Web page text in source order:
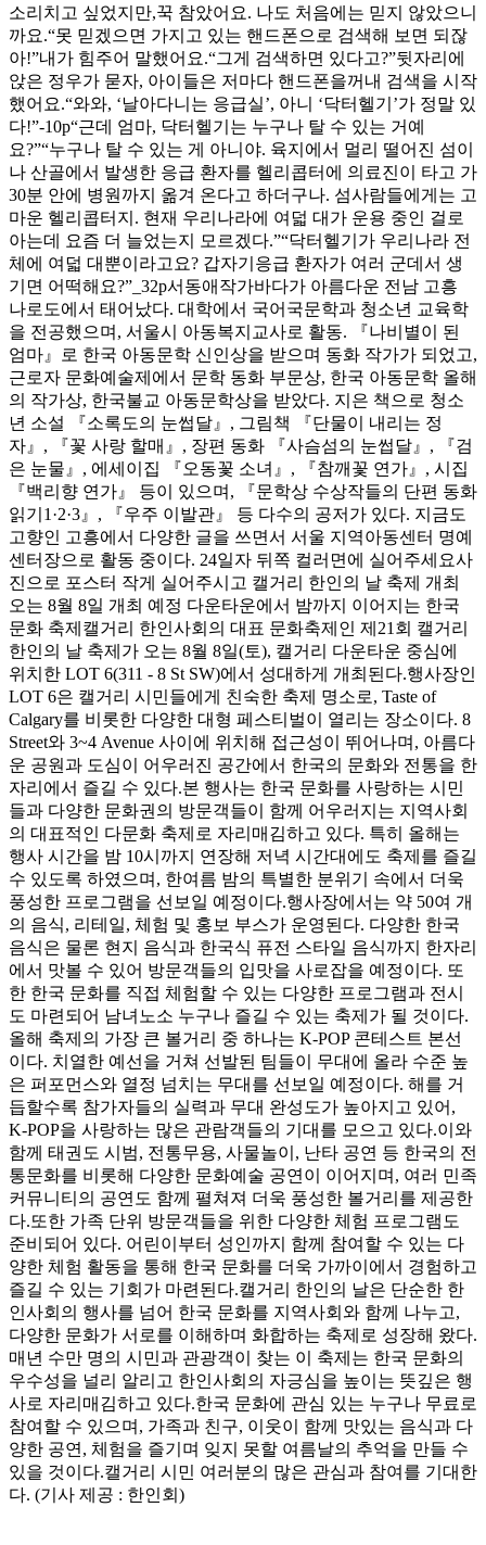
소리치고 싶었지만,꾹 참았어요. 나도 처음에는 믿지 않았으니
까요.“못 믿겠으면 가지고 있는 핸드폰으로 검색해 보면 되잖
아!”내가 힘주어 말했어요.“그게 검색하면 있다고?”뒷자리에
앉은 정우가 묻자, 아이들은 저마다 핸드폰을꺼내 검색을 시작
했어요.“와와, ‘날아다니는 응급실’, 아니 ‘닥터헬기’가 정말 있
다!”-10p“근데 엄마, 닥터헬기는 누구나 탈 수 있는 거예
요?”“누구나 탈 수 있는 게 아니야. 육지에서 멀리 떨어진 섬이
나 산골에서 발생한 응급 환자를 헬리콥터에 의료진이 타고 가
30분 안에 병원까지 옮겨 온다고 하더구나. 섬사람들에게는 고
마운 헬리콥터지. 현재 우리나라에 여덟 대가 운용 중인 걸로
아는데 요즘 더 늘었는지 모르겠다.”“닥터헬기가 우리나라 전
체에 여덟 대뿐이라고요? 갑자기응급 환자가 여러 군데서 생
기면 어떡해요?”_32p서동애작가바다가 아름다운 전남 고흥
나로도에서 태어났다. 대학에서 국어국문학과 청소년 교육학
을 전공했으며, 서울시 아동복지교사로 활동. 『나비별이 된
엄마』로 한국 아동문학 신인상을 받으며 동화 작가가 되었고,
근로자 문화예술제에서 문학 동화 부문상, 한국 아동문학 올해
의 작가상, 한국불교 아동문학상을 받았다. 지은 책으로 청소
년 소설 『소록도의 눈썹달』, 그림책 『단물이 내리는 정
자』, 『꽃 사랑 할매』, 장편 동화 『사슴섬의 눈썹달』, 『검
은 눈물』, 에세이집 『오동꽃 소녀』, 『참깨꽃 연가』, 시집
『백리향 연가』 등이 있으며, 『문학상 수상작들의 단편 동화
읽기1·2·3』, 『우주 이발관』 등 다수의 공저가 있다. 지금도
고향인 고흥에서 다양한 글을 쓰면서 서울 지역아동센터 명예
센터장으로 활동 중이다. 24일자 뒤쪽 컬러면에 실어주세요사
진으로 포스터 작게 실어주시고 캘거리 한인의 날 축제 개최
오는 8월 8일 개최 예정 다운타운에서 밤까지 이어지는 한국
문화 축제캘거리 한인사회의 대표 문화축제인 제21회 캘거리
한인의 날 축제가 오는 8월 8일(토), 캘거리 다운타운 중심에
위치한 LOT 6(311 - 8 St SW)에서 성대하게 개최된다.행사장인
LOT 6은 캘거리 시민들에게 친숙한 축제 명소로, Taste of
Calgary를 비롯한 다양한 대형 페스티벌이 열리는 장소이다. 8
Street와 3~4 Avenue 사이에 위치해 접근성이 뛰어나며, 아름다
운 공원과 도심이 어우러진 공간에서 한국의 문화와 전통을 한
자리에서 즐길 수 있다.본 행사는 한국 문화를 사랑하는 시민
들과 다양한 문화권의 방문객들이 함께 어우러지는 지역사회
의 대표적인 다문화 축제로 자리매김하고 있다. 특히 올해는
행사 시간을 밤 10시까지 연장해 저녁 시간대에도 축제를 즐길
수 있도록 하였으며, 한여름 밤의 특별한 분위기 속에서 더욱
풍성한 프로그램을 선보일 예정이다.행사장에서는 약 50여 개
의 음식, 리테일, 체험 및 홍보 부스가 운영된다. 다양한 한국
음식은 물론 현지 음식과 한국식 퓨전 스타일 음식까지 한자리
에서 맛볼 수 있어 방문객들의 입맛을 사로잡을 예정이다. 또
한 한국 문화를 직접 체험할 수 있는 다양한 프로그램과 전시
도 마련되어 남녀노소 누구나 즐길 수 있는 축제가 될 것이다.
올해 축제의 가장 큰 볼거리 중 하나는 K-POP 콘테스트 본선
이다. 치열한 예선을 거쳐 선발된 팀들이 무대에 올라 수준 높
은 퍼포먼스와 열정 넘치는 무대를 선보일 예정이다. 해를 거
듭할수록 참가자들의 실력과 무대 완성도가 높아지고 있어,
K-POP을 사랑하는 많은 관람객들의 기대를 모으고 있다.이와
함께 태권도 시범, 전통무용, 사물놀이, 난타 공연 등 한국의 전
통문화를 비롯해 다양한 문화예술 공연이 이어지며, 여러 민족
커뮤니티의 공연도 함께 펼쳐져 더욱 풍성한 볼거리를 제공한
다.또한 가족 단위 방문객들을 위한 다양한 체험 프로그램도
준비되어 있다. 어린이부터 성인까지 함께 참여할 수 있는 다
양한 체험 활동을 통해 한국 문화를 더욱 가까이에서 경험하고
즐길 수 있는 기회가 마련된다.캘거리 한인의 날은 단순한 한
인사회의 행사를 넘어 한국 문화를 지역사회와 함께 나누고,
다양한 문화가 서로를 이해하며 화합하는 축제로 성장해 왔다.
매년 수만 명의 시민과 관광객이 찾는 이 축제는 한국 문화의
우수성을 널리 알리고 한인사회의 자긍심을 높이는 뜻깊은 행
사로 자리매김하고 있다.한국 문화에 관심 있는 누구나 무료로
참여할 수 있으며, 가족과 친구, 이웃이 함께 맛있는 음식과 다
양한 공연, 체험을 즐기며 잊지 못할 여름날의 추억을 만들 수
있을 것이다.캘거리 시민 여러분의 많은 관심과 참여를 기대한
다. (기사 제공 : 한인회)